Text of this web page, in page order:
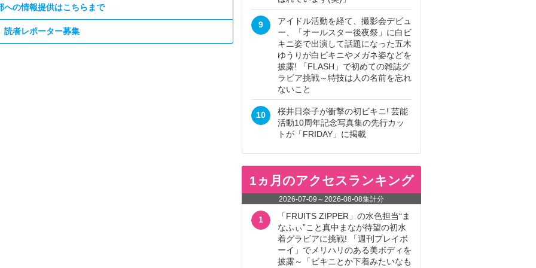
への情報提供はこちらまで
読者レポーター募集
9
アイドル活動を経て、撮影会デビュ
ー、「オールスター後夜祭」に白ビ
キニ姿で出演して話題になった五木
ゆうりが白ビキニやメガネ姿などを
披露! 「FLASH」で初めての雑誌グ
ラビア挑戦～特技は人の名前を忘れ
ないこと
10
桜井日奈子が衝撃の初ビキニ! 芸能
活動10周年記念写真集の先行カッ
トが「FRIDAY」に掲載
1ヵ月のアクセスランキング
2026-07-09 ～2026-08-08集計分
1
「FRUITS ZIPPER」の水色担当“ま
なふぃ”こと真中まなが待望の初水
着グラビアに挑戦! 「週刊プレイボ
ーイ」でメリハリのある美ボディを
披露～「ビキニとか下着みたいなも